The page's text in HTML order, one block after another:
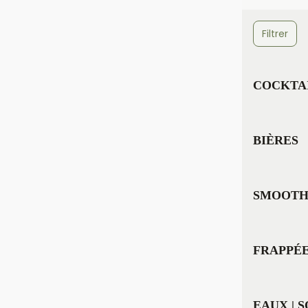
Filtrer
BIÈRES
EAUX |